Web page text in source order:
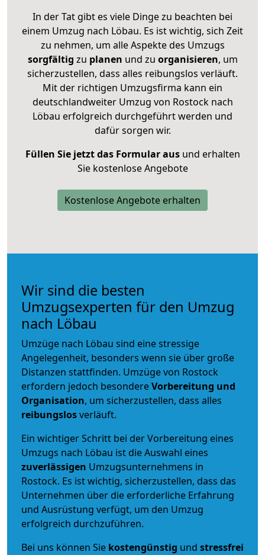
In der Tat gibt es viele Dinge zu beachten bei
einem Umzug nach Löbau. Es ist wichtig, sich Zeit
zu nehmen, um alle Aspekte des Umzugs
sorgfältig zu planen und zu organisieren, um
sicherzustellen, dass alles reibungslos verläuft.
Mit der richtigen Umzugsfirma kann ein
deutschlandweiter Umzug von Rostock nach
Löbau erfolgreich durchgeführt werden und
dafür sorgen wir.
Füllen Sie jetzt das Formular ausund erhalten
Sie kostenlose Angebote
Kostenlose Angebote erhalten
Wir sind die besten
Umzugsexperten für den Umzug
nach Löbau
Umzüge nach Löbau sind eine stressige
Angelegenheit, besonders wenn sie über große
Distanzen stattfinden. Umzüge von Rostock
erfordern jedoch besondereVorbereitung und
Organisation, um sicherzustellen, dass alles
reibungslosverläuft.
Ein wichtiger Schritt bei der Vorbereitung eines
Umzugs nach Löbau ist die Auswahl eines
zuverlässigen Umzugsunternehmens in
Rostock. Es ist wichtig, sicherzustellen, dass das
Unternehmen über die erforderliche Erfahrung
und Ausrüstung verfügt, um den Umzug
erfolgreich durchzuführen.
Bei uns können Sie kostengünstig und stressfrei